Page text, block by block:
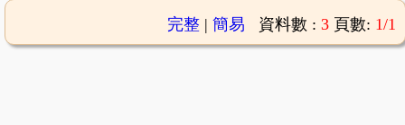
完整| 簡易 資料數 : 3 頁數: 1/1